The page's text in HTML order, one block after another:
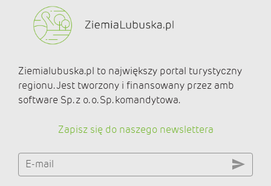
Ziemialubuska.pl to największy portal turystyczny
regionu. Jest tworzony i finansowany przez amb
software Sp. z o. o. Sp. komandytowa.
Zapisz się do naszego newslettera
E-mail